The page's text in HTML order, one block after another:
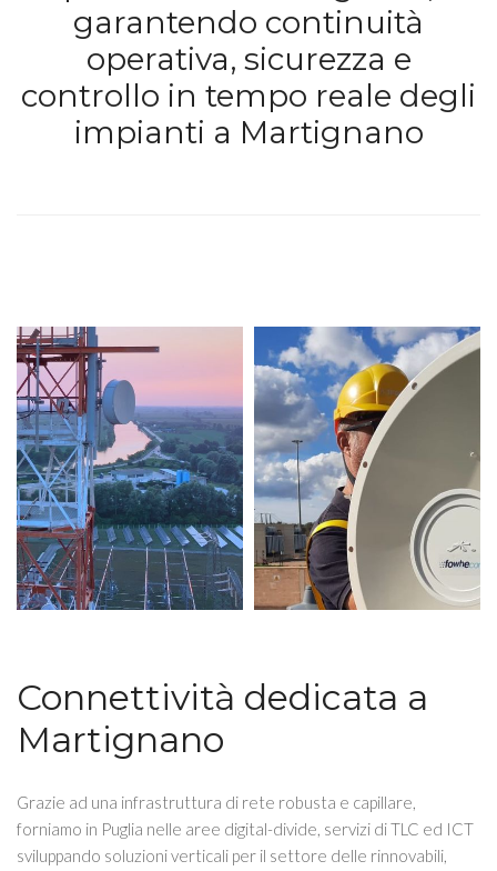
garantendo continuità
operativa, sicurezza e
controllo in tempo reale degli
impianti a Martignano
Connettività dedicata a
Martignano
Grazie ad una infrastruttura di rete robusta e capillare,
forniamo in Puglia nelle aree digital-divide, servizi di TLC ed ICT
sviluppando soluzioni verticali per il settore delle rinnovabili,